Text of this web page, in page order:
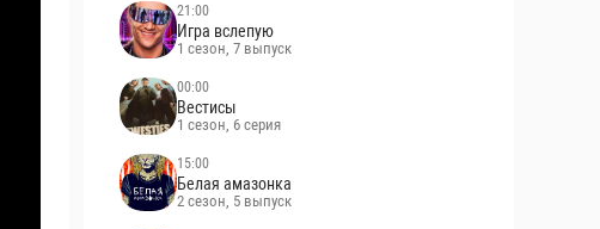
21:00
Игра вслепую
1 сезон, 7 выпуск
00:00
Вестисы
1 сезон, 6 серия
15:00
Белая амазонка
2 сезон, 5 выпуск